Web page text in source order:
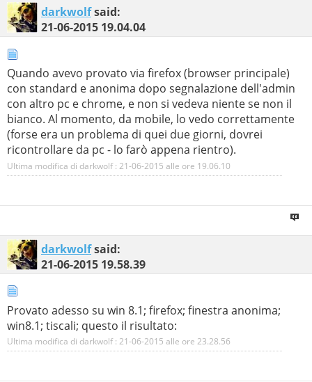
darkwolfsaid:
21-06-2015 19.04.04
Quando avevo provato via firefox (browser principale)
con standard e anonima dopo segnalazione dell'admin
con altro pc e chrome, e non si vedeva niente se non il
bianco. Al momento, da mobile, lo vedo correttamente
(forse era un problema di quei due giorni, dovrei
ricontrollare da pc - lo farò appena rientro).
Ultima modifica di darkwolf : 21-06-2015 alle ore 19.06.10
darkwolfsaid:
21-06-2015 19.58.39
Provato adesso su win 8.1; firefox; finestra anonima;
win8.1; tiscali; questo il risultato:
Ultima modifica di darkwolf : 21-06-2015 alle ore 23.28.56